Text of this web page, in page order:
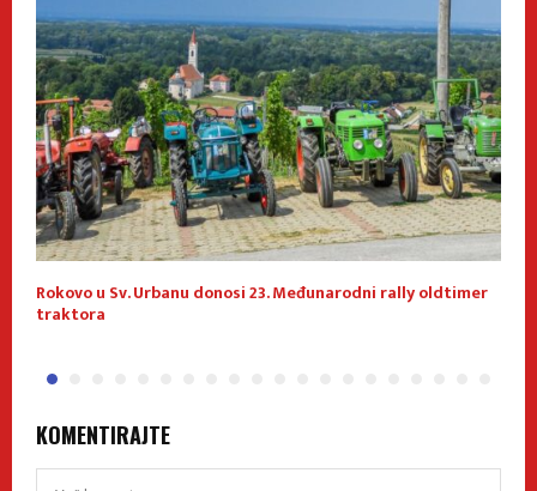
Rokovo u Sv. Urbanu donosi 23. Međunarodni rally oldtimer
traktora
KOMENTIRAJTE